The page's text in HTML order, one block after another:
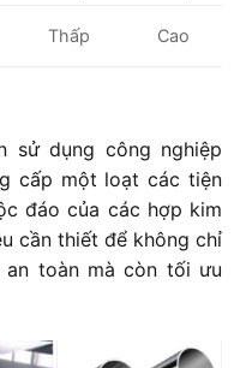
Thấp Cao
sử dụng công nghiệp
cấp một loạt các tiện
đáo của các hợp kim
cần thiết để không chỉ
toàn mà còn tối ưu